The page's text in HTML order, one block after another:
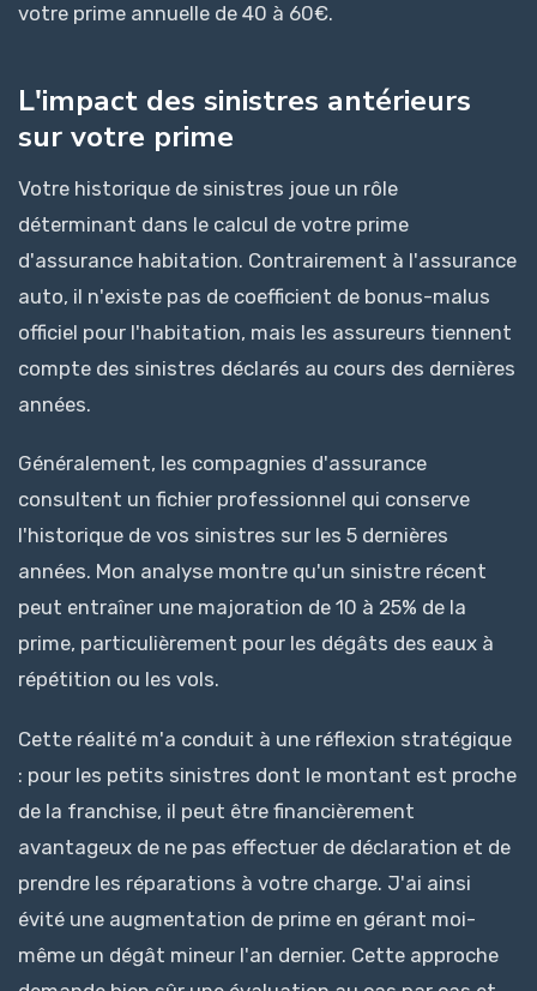
votre prime annuelle de 40 à 60€.
L'impact des sinistres antérieurs
sur votre prime
Votre historique de sinistres joue un rôle
déterminant dans le calcul de votre prime
d'assurance habitation. Contrairement à l'assurance
auto, il n'existe pas de coefficient de bonus-malus
officiel pour l'habitation, mais les assureurs tiennent
compte des sinistres déclarés au cours des dernières
années.
Généralement, les compagnies d'assurance
consultent un fichier professionnel qui conserve
l'historique de vos sinistres sur les 5 dernières
années. Mon analyse montre qu'un sinistre récent
peut entraîner une majoration de 10 à 25% de la
prime, particulièrement pour les dégâts des eaux à
répétition ou les vols.
Cette réalité m'a conduit à une réflexion stratégique
: pour les petits sinistres dont le montant est proche
de la franchise, il peut être financièrement
avantageux de ne pas effectuer de déclaration et de
prendre les réparations à votre charge. J'ai ainsi
évité une augmentation de prime en gérant moi-
même un dégât mineur l'an dernier. Cette approche